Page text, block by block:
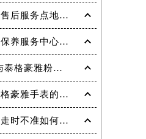
泰格豪雅手表售后服务点地址在哪里？
泰格豪雅维修保养服务中心介绍 | 泰格豪雅
汤姆•布拉迪与泰格豪雅粉丝于波士顿共庆历史性胜利
极端环境对泰格豪雅手表的影响(极端环境对手表的危害)
泰格豪雅腕表走时不准如何解决